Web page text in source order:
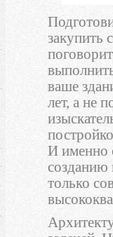
закупить
ваше
лет, а не
И именно
созданию
только